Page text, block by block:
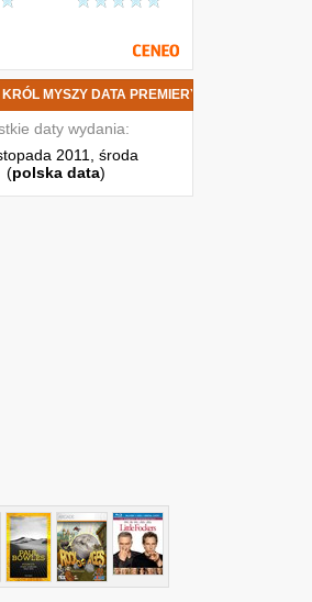
MYSZY DATA PREMIERY
daty wydania:
2011, środa
(polska data)